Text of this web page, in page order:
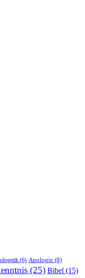
(6) Apologie (8)
(25) Bibel (15)